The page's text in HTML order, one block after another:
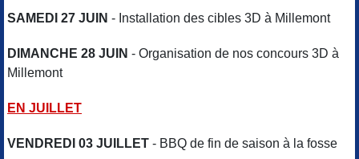
SAMEDI 27 JUIN - Installation des cibles 3D à Millemont
DIMANCHE 28 JUIN - Organisation de nos concours 3D à
Millemont
EN JUILLET
VENDREDI 03 JUILLET - BBQ de fin de saison à la fosse